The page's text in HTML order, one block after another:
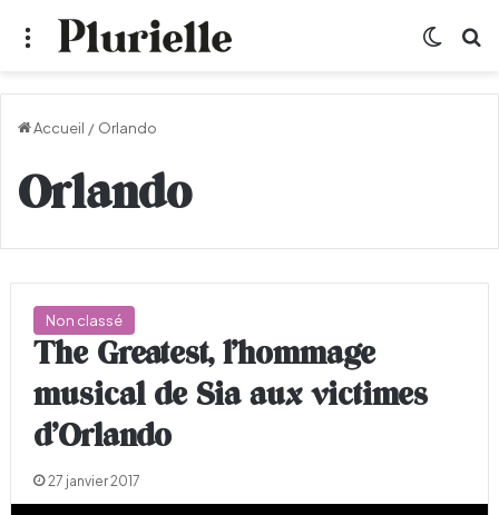
Menu
Accueil / Orlando
Orlando
Non classé
The Greatest, l’hommage
musical de Sia aux victimes
d’Orlando
27 janvier 2017